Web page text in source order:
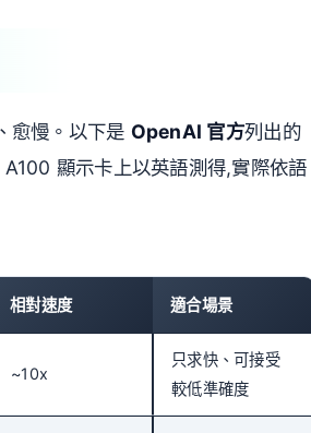
愈慢。以下是 OpenAI 官方列出的
顯示卡上以英語測得,實際依語
相對速度 適合場景
~10x
只求快、可接受
較低準確度